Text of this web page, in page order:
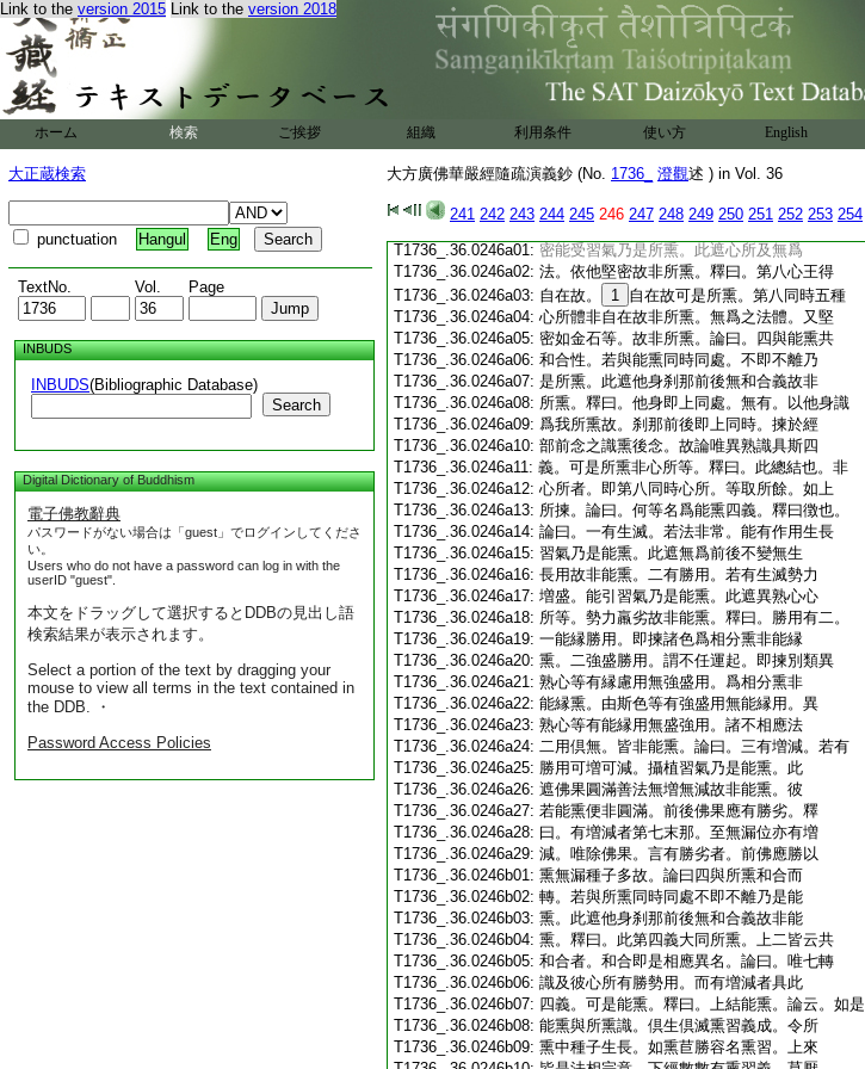
Link to the version 2015 Link to the version 2018
ホーム 検索 ご挨拶 組織 利用条件 使い方 English
大正蔵検索
punctuation Hangul Eng
TextNo. Vol. Page
INBUDS
INBUDS(Bibliographic Database)
Search
Digital Dictionary of Buddhism
電子佛教辭典
パスワードがない場合は「guest」でログインしてくださ
い。
Users who do not have a password can log in with the
userID "guest".
本文をドラッグして選択するとDDBの見出し語
検索結果が表示されます。
Select a portion of the text by dragging your
mouse to view all terms in the text contained in
the DDB. ・
Password Access Policies
大方廣佛華嚴經隨疏演義鈔 (No. 1736_ 澄觀述 ) in Vol. 36
241 242 243 244 245 246 247 248 249 250 251 252 253 254
T1736_.36.0245c19:明是八識能持。言風聲等者。此揀根塵。以
T1736_.36.0245c20: 間斷相顯故偏語之。理實等字等取根塵及
T1736_.36.0245c21:法處所攝色等。一切皆揀。至無色界即無
T1736_.36.0245c22:
色故。入滅定等心亦無故名不堅住。論云。
二無記性若法平等無所違逆。能容習氣
T1736_.36.0245c24:乃是所熏。此遮善染勢力強盛無所容納
T1736_.36.0245c25:故非所熏。由此如來第八淨識唯帶舊種
T1736_.36.0245c26:非新受熏。釋曰。善染如沈麝韭蒜等故不
T1736_.36.0245c27:受熏。無記如素帛故能受熏。佛第八識以
T1736_.36.0245c28: 極善故亦非所熏。唯於因中曾所熏故帶
T1736_.36.0246a01: 密能受習氣乃是所熏。此遮心所及無爲
T1736_.36.0246a02: 法。依他堅密故非所熏。釋曰。第八心王得
T1736_.36.0246a03: 自在故。 1 自在故可是所熏。第八同時五種
T1736_.36.0246a04: 心所體非自在故非所熏。無爲之法體。又堅
T1736_.36.0246a05: 密如金石等。故非所熏。論曰。四與能熏共
T1736_.36.0246a06: 和合性。若與能熏同時同處。不即不離乃
T1736_.36.0246a07: 是所熏。此遮他身刹那前後無和合義故非
T1736_.36.0246a08: 所熏。釋曰。他身即上同處。無有。以他身識
T1736_.36.0246a09: 爲我所熏故。刹那前後即上同時。揀於經
T1736_.36.0246a10: 部前念之識熏後念。故論唯異熟識具斯四
T1736_.36.0246a11: 義。可是所熏非心所等。釋曰。此總結也。非
T1736_.36.0246a12: 心所者。即第八同時心所。等取所餘。如上
T1736_.36.0246a13: 所揀。論曰。何等名爲能熏四義。釋曰徴也。
T1736_.36.0246a14: 論曰。一有生滅。若法非常。能有作用生長
T1736_.36.0246a15: 習氣乃是能熏。此遮無爲前後不變無生
T1736_.36.0246a16: 長用故非能熏。二有勝用。若有生滅勢力
T1736_.36.0246a17: 増盛。能引習氣乃是能熏。此遮異熟心心
T1736_.36.0246a18: 所等。勢力羸劣故非能熏。釋曰。勝用有二。
T1736_.36.0246a19: 一能縁勝用。即揀諸色爲相分熏非能縁
T1736_.36.0246a20: 熏。二強盛勝用。謂不任運起。即揀別類異
T1736_.36.0246a21: 熟心等有縁慮用無強盛用。爲相分熏非
T1736_.36.0246a22: 能縁熏。由斯色等有強盛用無能縁用。異
T1736_.36.0246a23: 熟心等有能縁用無盛強用。諸不相應法
T1736_.36.0246a24: 二用倶無。皆非能熏。論曰。三有増減。若有
T1736_.36.0246a25: 勝用可増可減。攝植習氣乃是能熏。此
T1736_.36.0246a26: 遮佛果圓滿善法無増無減故非能熏。彼
T1736_.36.0246a27: 若能熏便非圓滿。前後佛果應有勝劣。釋
T1736_.36.0246a28: 曰。有増減者第七末那。至無漏位亦有増
T1736_.36.0246a29: 減。唯除佛果。言有勝劣者。前佛應勝以
T1736_.36.0246b01: 熏無漏種子多故。論曰四與所熏和合而
T1736_.36.0246b02: 轉。若與所熏同時同處不即不離乃是能
T1736_.36.0246b03: 熏。此遮他身刹那前後無和合義故非能
T1736_.36.0246b04: 熏。釋曰。此第四義大同所熏。上二皆云共
T1736_.36.0246b05: 和合者。和合即是相應異名。論曰。唯七轉
T1736_.36.0246b06: 識及彼心所有勝勢用。而有増減者具此
T1736_.36.0246b07: 四義。可是能熏。釋曰。上結能熏。論云。如是
T1736_.36.0246b08: 能熏與所熏識。倶生倶滅熏習義成。令所
T1736_.36.0246b09: 熏中種子生長。如熏苣勝容名熏習。上來